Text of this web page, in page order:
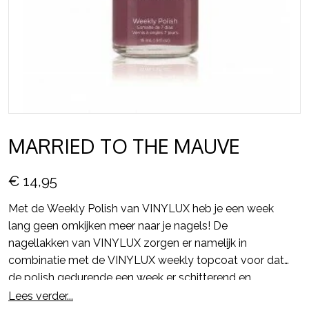
MARRIED TO THE MAUVE
€ 14,95
Met de Weekly Polish van VINYLUX heb je een week
lang geen omkijken meer naar je nagels! De
nagellakken van VINYLUX zorgen er namelijk in
combinatie met de VINYLUX weekly topcoat voor dat
de polish gedurende een week er schitterend en
glanzend uit blijft zien en alsmaar sterker wordt.
Lees verder...